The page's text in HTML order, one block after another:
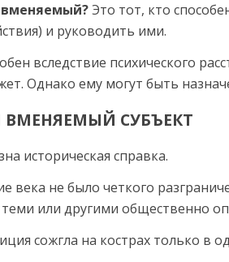
вменяемый?Это тот, кто
и руководить ими.
вследствие психического
Однако ему могут быть
ВМЕНЯЕМЫЙ СУБЪЕКТ
историческая справка.
века не было четкого
или другими общественно
сожгла на кострах только в